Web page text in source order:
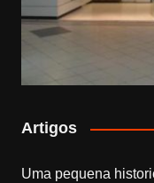
Artigos
Uma pequena